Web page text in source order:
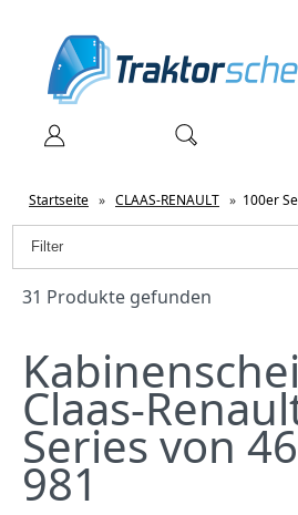
Startseite » CLAAS-RENAULT » 100er
Filter
31 Produkte gefunden
Claas-
Series von
981